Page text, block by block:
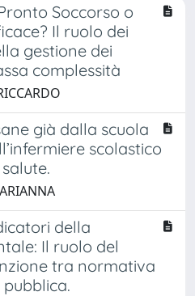
Soccorso o
Il ruolo dei
gestione dei
complessità
già dalla scuola
scolastico
della
Il ruolo del
tra normativa